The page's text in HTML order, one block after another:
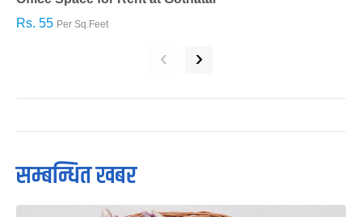
Rs. 55 Per Sq.Feet
‹ ›
सम्बन्धित खबर